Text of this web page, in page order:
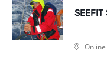
SEEFIT
Online